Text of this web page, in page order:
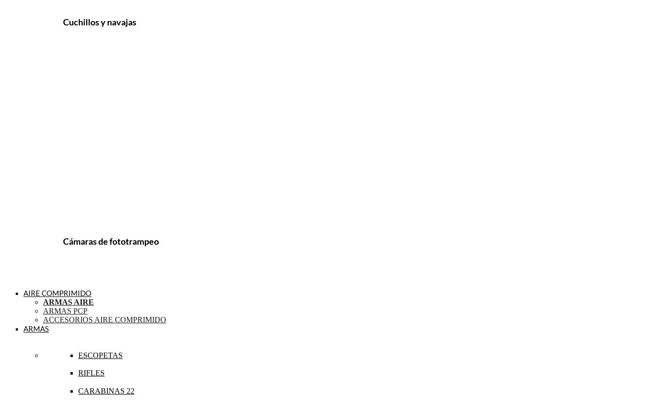
Cuchillos y navajas
Cámaras de fototrampeo
AIRE COMPRIMIDO
ARMAS AIRE
ARMAS PCP
ACCESORIOS AIRE COMPRIMIDO
ARMAS
ESCOPETAS
RIFLES
CARABINAS 22